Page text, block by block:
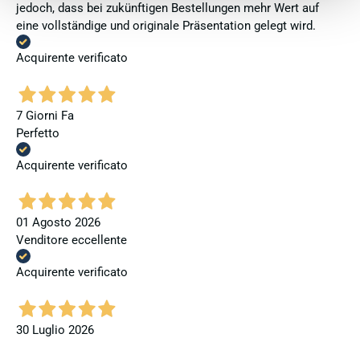
jedoch, dass bei zukünftigen Bestellungen mehr Wert auf
eine vollständige und originale Präsentation gelegt wird.
Acquirente verificato
7 Giorni Fa
Perfetto
Acquirente verificato
01 Agosto 2026
Venditore eccellente
Acquirente verificato
30 Luglio 2026